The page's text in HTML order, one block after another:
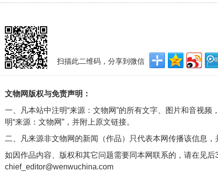
扫描此二维码，分享到微信
文物网版权与免责声明：
一、凡本站中注明“来源：文物网”的所有文字、图片和音视
明“来源：文物网”，并附上原文链接。
二、凡来源非文物网的新闻（作品）只代表本网传播该信息
如因作品内容、版权和其它问题需要同本网联系的，请在见后
chief_editor@wenwuchina.com